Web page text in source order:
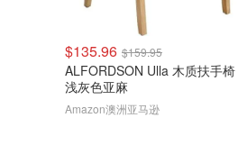
$135.96 $159.95
ALFORDSON Ulla 木质扶手椅
浅灰色亚麻
Amazon澳洲亚马逊